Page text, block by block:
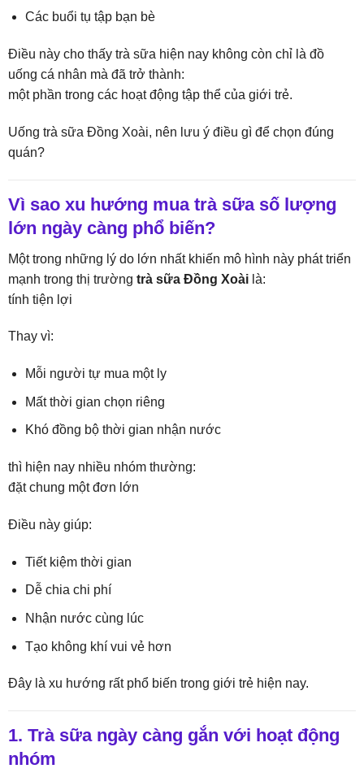
Các buổi tụ tập bạn bè
Điều này cho thấy trà sữa hiện nay không còn chỉ là đồ
uống cá nhân mà đã trở thành:
một phần trong các hoạt động tập thể của giới trẻ.
Uống trà sữa Đồng Xoài, nên lưu ý điều gì để chọn đúng
quán?
Vì sao xu hướng mua trà sữa số lượng
lớn ngày càng phổ biến?
Một trong những lý do lớn nhất khiến mô hình này phát triển
mạnh trong thị trường trà sữa Đồng Xoàilà:
tính tiện lợi
Thay vì:
Mỗi người tự mua một ly
Mất thời gian chọn riêng
Khó đồng bộ thời gian nhận nước
thì hiện nay nhiều nhóm thường:
đặt chung một đơn lớn
Điều này giúp:
Tiết kiệm thời gian
Dễ chia chi phí
Nhận nước cùng lúc
Tạo không khí vui vẻ hơn
Đây là xu hướng rất phổ biến trong giới trẻ hiện nay.
1. Trà sữa ngày càng gắn với hoạt động
nhóm